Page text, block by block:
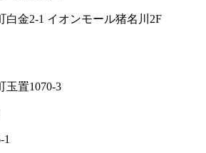
白金2-1 イオンモール猪名川2F
玉置1070-3
1